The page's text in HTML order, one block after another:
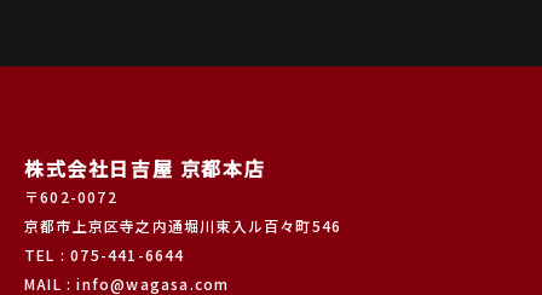
株式会社日吉屋 京都本店
〒602-0072
京都市上京区寺之内通堀川東入ル百々町546
TEL : 075-441-6644
MAIL : info@wagasa.com